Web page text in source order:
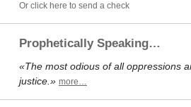
Or click here to send a check
Prophetically Speaking…
«The most odious of all oppressions
justice.» more…